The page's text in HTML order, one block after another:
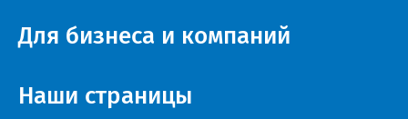
Для бизнеса и компаний
Наши страницы